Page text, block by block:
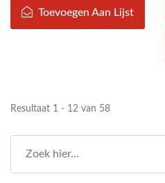
Toevoegen Aan Lijst
Resultaat 1 - 12 van 58